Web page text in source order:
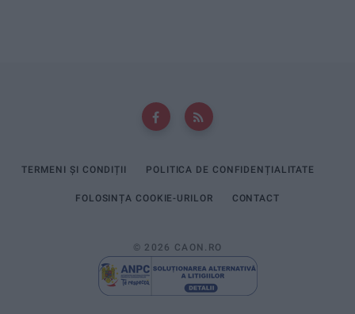
TERMENI ȘI CONDIȚII POLITICA DE CONFIDENȚIALITATE
FOLOSINȚA COOKIE-URILOR CONTACT
© 2026 CAON.RO